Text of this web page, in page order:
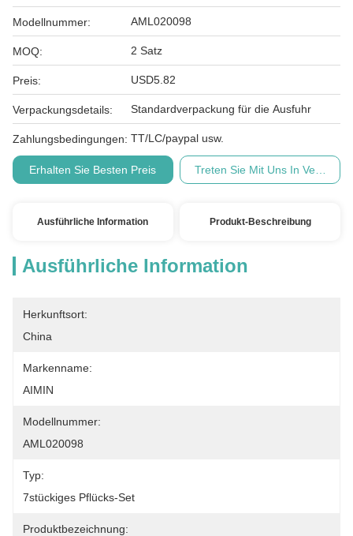
Modellnummer: AML020098
MOQ: 2 Satz
Preis: USD5.82
Verpackungsdetails: Standardverpackung für die Ausfuhr
Zahlungsbedingungen: TT/LC/paypal usw.
Erhalten Sie Besten Preis Treten Sie Mit Uns In
Ausführliche Information Produkt-Beschreibung
Ausführliche Information
Herkunftsort:
China
Markenname:
AIMIN
Modellnummer:
AML020098
Typ:
7stückiges Pflücks-Set
Produktbezeichnung: